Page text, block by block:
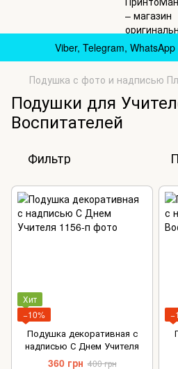
Viber, Telegram,
Подушка с фото и надписью
Подушки для
Воспитателей
Фильтр
Хит
−10%
Подушка декоративная с
надписью С Днем Учителя
360 грн 400 грн